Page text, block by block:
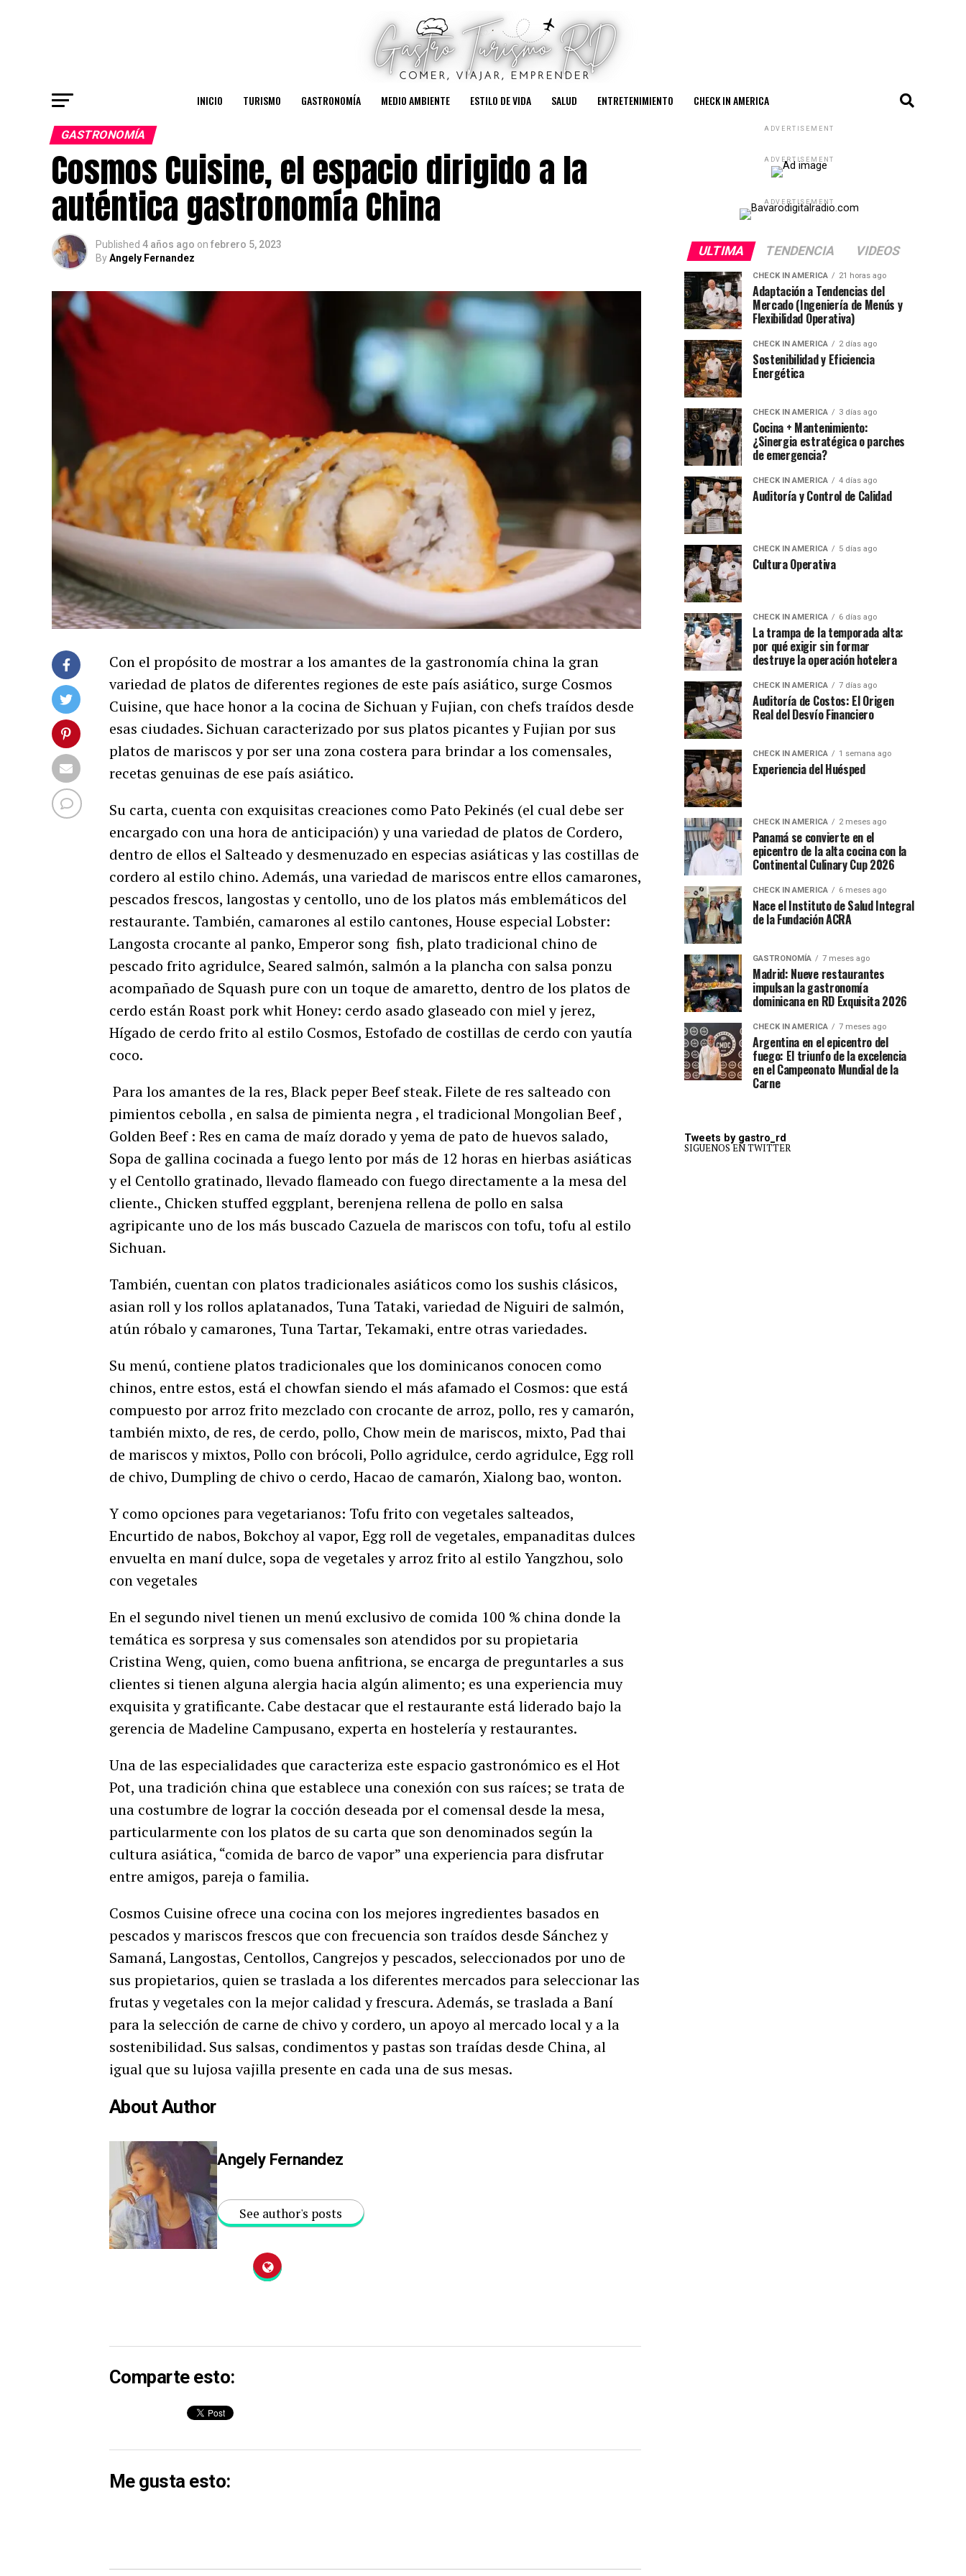
INICIO TURISMO GASTRONOMÍA MEDIO AMBIENTE ESTILO DE VIDA SALUD ENTRETENIMIENTO CHECK IN AMERICA
GASTRONOMÍA
Cosmos Cuisine, el espacio dirigido a la
auténtica gastronomía China
Published 4 años ago on febrero 5, 2023
ByAngely Fernandez
Con el propósito de mostrar a los amantes de la gastronomía china la gran
variedad de platos de diferentes regiones de este país asiático, surge Cosmos
Cuisine, que hace honor a la cocina de Sichuan y Fujian, con chefs traídos desde
esas ciudades. Sichuan caracterizado por sus platos picantes y Fujian por sus
platos de mariscos y por ser una zona costera para brindar a los comensales,
recetas genuinas de ese país asiático.
Su carta, cuenta con exquisitas creaciones como Pato Pekinés (el cual debe ser
encargado con una hora de anticipación) y una variedad de platos de Cordero,
dentro de ellos el Salteado y desmenuzado en especias asiáticas y las costillas de
cordero al estilo chino. Además, una variedad de mariscos entre ellos camarones,
pescados frescos, langostas y centollo, uno de los platos más emblemáticos del
restaurante. También, camarones al estilo cantones, House especial Lobster:
Langosta crocante al panko, Emperor song fish, plato tradicional chino de
pescado frito agridulce, Seared salmón, salmón a la plancha con salsa ponzu
acompañado de Squash pure con un toque de amaretto, dentro de los platos de
cerdo están Roast pork whit Honey: cerdo asado glaseado con miel y jerez,
Hígado de cerdo frito al estilo Cosmos, Estofado de costillas de cerdo con yautía
coco.
Para los amantes de la res, Black peper Beef steak. Filete de res salteado con
pimientos cebolla , en salsa de pimienta negra , el tradicional Mongolian Beef ,
Golden Beef : Res en cama de maíz dorado y yema de pato de huevos salado,
Sopa de gallina cocinada a fuego lento por más de 12 horas en hierbas asiáticas
y el Centollo gratinado, llevado flameado con fuego directamente a la mesa del
cliente., Chicken stuffed eggplant, berenjena rellena de pollo en salsa
agripicante uno de los más buscado Cazuela de mariscos con tofu, tofu al estilo
Sichuan.
También, cuentan con platos tradicionales asiáticos como los sushis clásicos,
asian roll y los rollos aplatanados, Tuna Tataki, variedad de Niguiri de salmón,
atún róbalo y camarones, Tuna Tartar, Tekamaki, entre otras variedades.
Su menú, contiene platos tradicionales que los dominicanos conocen como
chinos, entre estos, está el chowfan siendo el más afamado el Cosmos: que está
compuesto por arroz frito mezclado con crocante de arroz, pollo, res y camarón,
también mixto, de res, de cerdo, pollo, Chow mein de mariscos, mixto, Pad thai
de mariscos y mixtos, Pollo con brócoli, Pollo agridulce, cerdo agridulce, Egg roll
de chivo, Dumpling de chivo o cerdo, Hacao de camarón, Xialong bao, wonton.
Y como opciones para vegetarianos: Tofu frito con vegetales salteados,
Encurtido de nabos, Bokchoy al vapor, Egg roll de vegetales, empanaditas dulces
envuelta en maní dulce, sopa de vegetales y arroz frito al estilo Yangzhou, solo
con vegetales
En el segundo nivel tienen un menú exclusivo de comida 100 % china donde la
temática es sorpresa y sus comensales son atendidos por su propietaria
Cristina Weng, quien, como buena anfitriona, se encarga de preguntarles a sus
clientes si tienen alguna alergia hacia algún alimento; es una experiencia muy
exquisita y gratificante. Cabe destacar que el restaurante está liderado bajo la
gerencia de Madeline Campusano, experta en hostelería y restaurantes.
Una de las especialidades que caracteriza este espacio gastronómico es el Hot
Pot, una tradición china que establece una conexión con sus raíces; se trata de
una costumbre de lograr la cocción deseada por el comensal desde la mesa,
particularmente con los platos de su carta que son denominados según la
cultura asiática, “comida de barco de vapor” una experiencia para disfrutar
entre amigos, pareja o familia.
Cosmos Cuisine ofrece una cocina con los mejores ingredientes basados en
pescados y mariscos frescos que con frecuencia son traídos desde Sánchez y
Samaná, Langostas, Centollos, Cangrejos y pescados, seleccionados por uno de
sus propietarios, quien se traslada a los diferentes mercados para seleccionar las
frutas y vegetales con la mejor calidad y frescura. Además, se traslada a Baní
para la selección de carne de chivo y cordero, un apoyo al mercado local y a la
sostenibilidad. Sus salsas, condimentos y pastas son traídas desde China, al
igual que su lujosa vajilla presente en cada una de sus mesas.
About Author
Angely Fernandez
See author's posts
Comparte esto:
Me gusta esto:
ADVERTISEMENT
ADVERTISEMENT
ADVERTISEMENT
ULTIMA TENDENCIA VIDEOS
CHECK IN AMERICA 21 horas ago
Adaptación a Tendencias del
Mercado (Ingeniería de Menús y
Flexibilidad Operativa)
CHECK IN AMERICA 2 días ago
Sostenibilidad y Eficiencia
Energética
CHECK IN AMERICA 3 días ago
Cocina + Mantenimiento:
¿Sinergia estratégica o parches
de emergencia?
CHECK IN AMERICA 4 días ago
Auditoría y Control de Calidad
CHECK IN AMERICA 5 días ago
Cultura Operativa
CHECK IN AMERICA 6 días ago
La trampa de la temporada alta:
por qué exigir sin formar
destruye la operación hotelera
CHECK IN AMERICA 7 días ago
Auditoría de Costos: El Origen
Real del Desvío Financiero
CHECK IN AMERICA 1 semana ago
Experiencia del Huésped
CHECK IN AMERICA 2 meses ago
Panamá se convierte en el
epicentro de la alta cocina con la
Continental Culinary Cup 2026
CHECK IN AMERICA 6 meses ago
Nace el Instituto de Salud Integral
de la Fundación ACRA
GASTRONOMÍA 7 meses ago
Madrid: Nueve restaurantes
impulsan la gastronomía
dominicana en RD Exquisita 2026
CHECK IN AMERICA 7 meses ago
Argentina en el epicentro del
fuego: El triunfo de la excelencia
en el Campeonato Mundial de la
Carne
Tweets by gastro_rd
SIGUENOS EN TWITTER